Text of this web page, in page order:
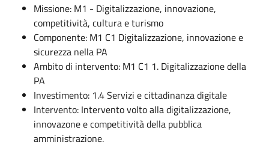
Missione: M1 - Digitalizzazione, innovazione,
competitività, cultura e turismo
Componente: M1 C1 Digitalizzazione, innovazione e
sicurezza nella PA
Ambito di intervento: M1 C1 1. Digitalizzazione della
PA
Investimento: 1.4 Servizi e cittadinanza digitale
Intervento: Intervento volto alla digitalizzazione,
innovazone e competitività della pubblica
amministrazione.